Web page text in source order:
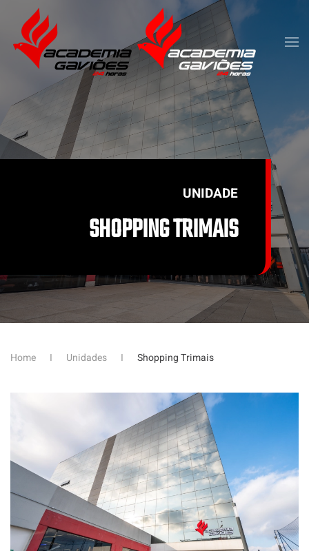
Skip to main content
UNIDADE
SHOPPING TRIMAIS
Home Unidades Shopping Trimais